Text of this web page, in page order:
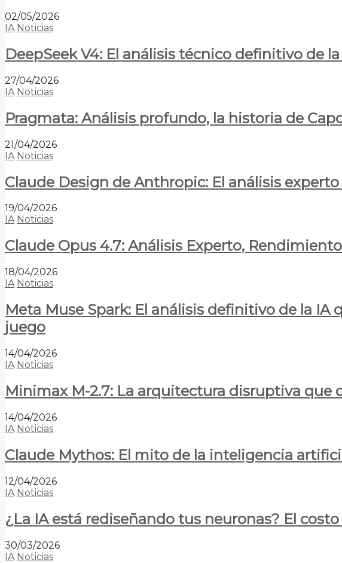
02/05/2026
IA Noticias
DeepSeek V4: El análisis técnico definitivo de
27/04/2026
IA Noticias
Pragmata: Análisis profundo, la historia de
21/04/2026
IA Noticias
Claude Design de Anthropic: El análisis
19/04/2026
IA Noticias
Claude Opus 4.7: Análisis Experto,
18/04/2026
IA Noticias
Meta Muse Spark: El análisis definitivo de la IA
juego
14/04/2026
IA Noticias
Minimax M-2.7: La arquitectura disruptiva que
14/04/2026
IA Noticias
Claude Mythos: El mito de la inteligencia
12/04/2026
IA Noticias
¿La IA está rediseñando tus neuronas? El
30/03/2026
IA Noticias